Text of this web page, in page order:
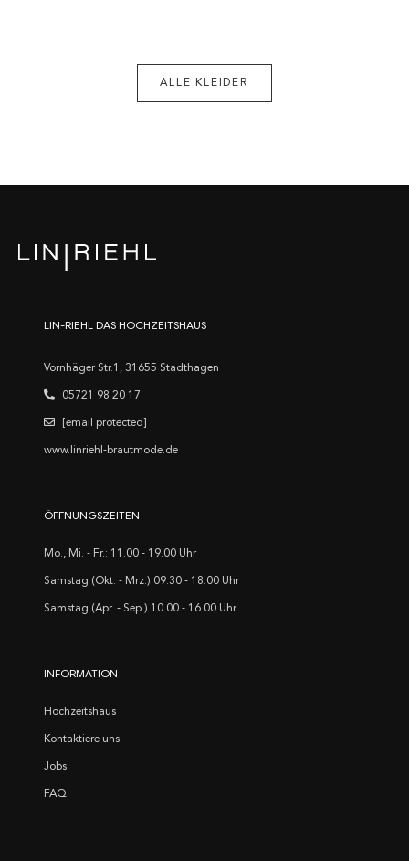
ALLE KLEIDER
LIN-RIEHL DAS HOCHZEITSHAUS
Vornhäger Str.1, 31655 Stadthagen
05721 98 20 17
[email protected]
www.linriehl-brautmode.de
ÖFFNUNGSZEITEN
Mo., Mi. - Fr.: 11.00 - 19.00 Uhr
Samstag (Okt. - Mrz.) 09.30 - 18.00 Uhr
Samstag (Apr. - Sep.) 10.00 - 16.00 Uhr
INFORMATION
Hochzeitshaus
Kontaktiere uns
Jobs
FAQ